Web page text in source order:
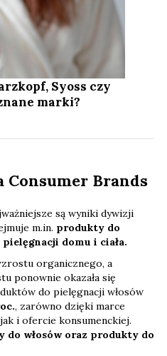
Syoss czy
marki?
Consumer Brands
są wyniki dywizji
m.in. produkty do
domu i ciała.
organicznego, a
ponownie okazała się
do pielęgnacji włosów
, zarówno dzięki marce
i ofercie konsumenckiej.
do włosów oraz produkty do